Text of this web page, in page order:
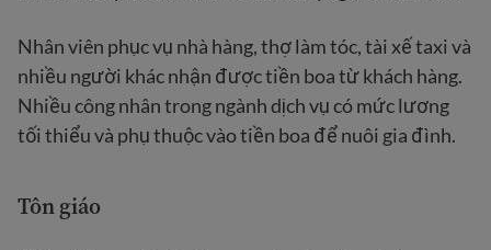
Nhân viên phục vụ nhà hàng, thợ làm tóc, tài xế taxi và
nhiều người khác nhận được tiền boa từ khách hàng.
Nhiều công nhân trong ngành dịch vụ có mức lương
tối thiểu và phụ thuộc vào tiền boa để nuôi gia đình.
Tôn giáo